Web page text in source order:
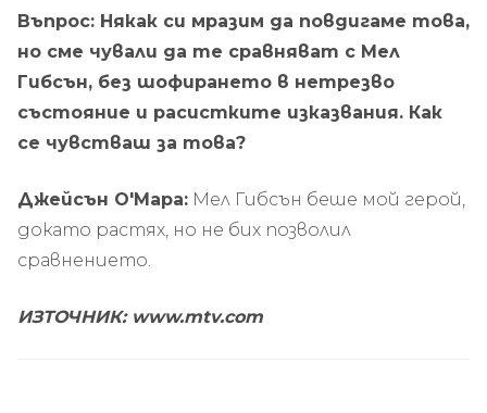
Въпрос: Някак си мразим да повдигаме това,
но сме чували да те сравняват с Мел
Гибсън, без шофирането в нетрезво
състояние и расистките изказвания. Как
се чувстваш за това?
Джейсън О'Мара: Мел Гибсън беше мой герой,
докато растях, но не бих позволил
сравнението.
ИЗТОЧНИК: www.mtv.com